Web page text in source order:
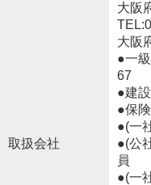
取扱会社
大阪
大阪
●一
67
●建
●保
●(一
●(公
員
●(一